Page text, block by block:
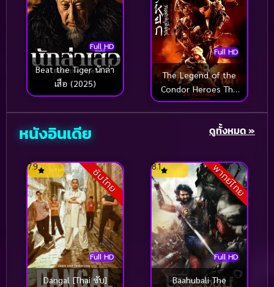
Technology (12)
Teen
Thai ไทย (1)
(1)
Thriller ระทึกขวัญ
Thriller ระทึกขวัญ(1,738)
Thriller เขย่าขวัญ(19)
Tragedy โศกนาฏกรรม(1)
Travel (8)
TrueID
Full HD
Beat the Tiger นักล่า
เสือ (2025)
Full HD
The Legend of the
Condor Heroes The
Gallants มังกรหยก
(2025)
หนังอินเดีย ดูทั้งหมด »
ซับไทย
Full HD
7.9
Dangal [Thai ซับ]
พากย์ไทย
Full HD
8.1
Baahubali The